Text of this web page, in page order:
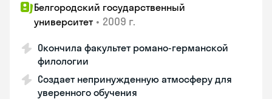
Белгородский государственный
университет • 2009 г.
Окончила факультет романо-германской
филологии
Создает непринужденную атмосферу для
уверенного обучения